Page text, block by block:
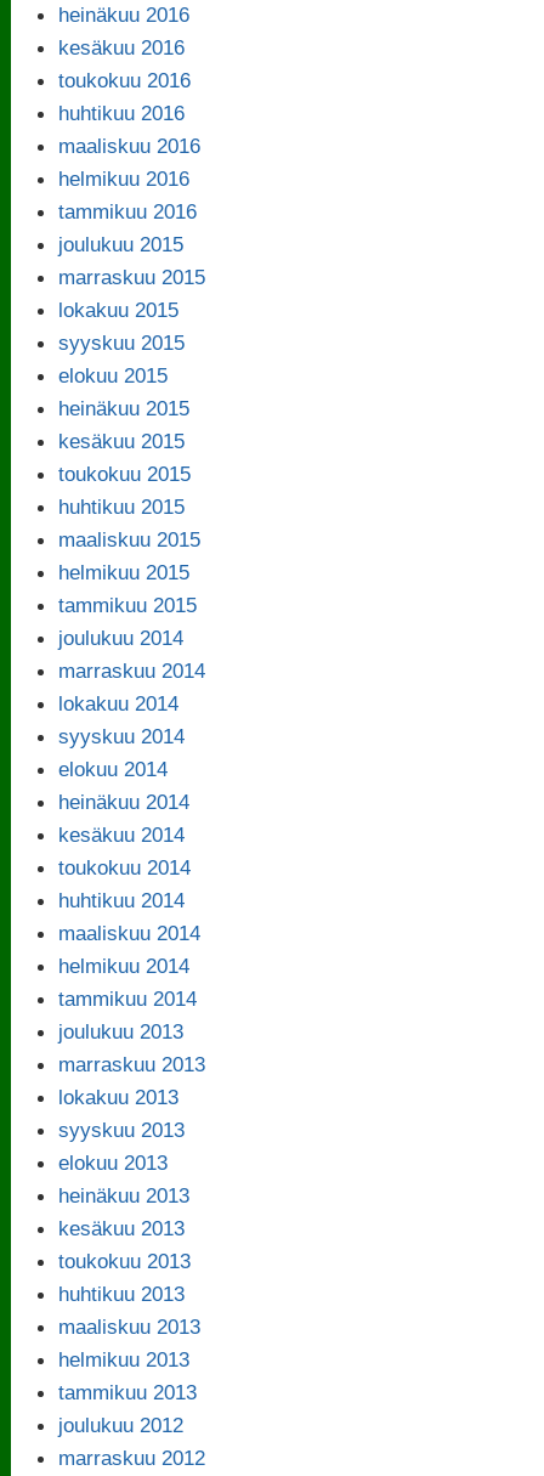
heinäkuu 2016
kesäkuu 2016
toukokuu 2016
huhtikuu 2016
maaliskuu 2016
helmikuu 2016
tammikuu 2016
joulukuu 2015
marraskuu 2015
lokakuu 2015
syyskuu 2015
elokuu 2015
heinäkuu 2015
kesäkuu 2015
toukokuu 2015
huhtikuu 2015
maaliskuu 2015
helmikuu 2015
tammikuu 2015
joulukuu 2014
marraskuu 2014
lokakuu 2014
syyskuu 2014
elokuu 2014
heinäkuu 2014
kesäkuu 2014
toukokuu 2014
huhtikuu 2014
maaliskuu 2014
helmikuu 2014
tammikuu 2014
joulukuu 2013
marraskuu 2013
lokakuu 2013
syyskuu 2013
elokuu 2013
heinäkuu 2013
kesäkuu 2013
toukokuu 2013
huhtikuu 2013
maaliskuu 2013
helmikuu 2013
tammikuu 2013
joulukuu 2012
marraskuu 2012